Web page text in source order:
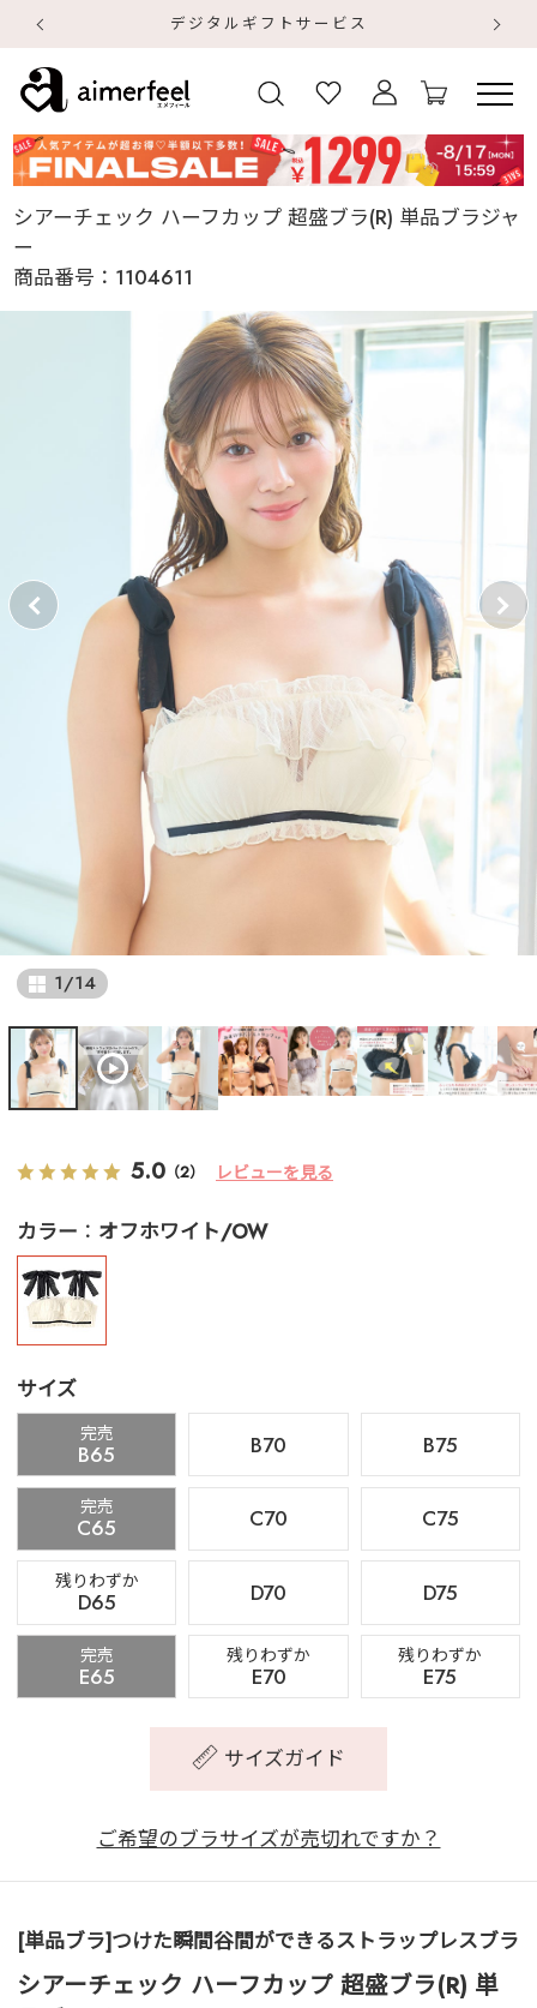
シアーチェック ハーフカップ 超盛ブラ(R) 単品ブラジャ
ー
商品番号： 1104611
1/14
5.0 （2） レビューを見る
カラー オフホワイト/OW
サイズ
完売
B65 B70 B75
完売
C65 C70 C75
残りわずか
D65 D70 D75
完売
E65
残りわずか
E70
残りわずか
E75
サイズガイド
ご希望のブラサイズが売切れですか？
[単品ブラ]つけた瞬間谷間ができるストラップレスブラ
シアーチェック ハーフカップ 超盛ブラ(R) 単